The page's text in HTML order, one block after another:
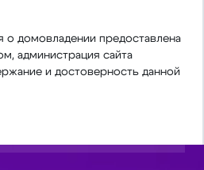
домовладении предоставлена
администрация сайта
и достоверность данной